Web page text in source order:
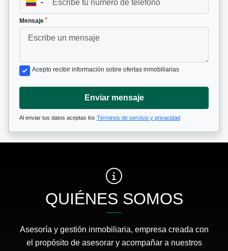
▼
Mensaje *
Acepto recibir información sobre ofertas inmobiliarias
Enviar mensaje
Al enviar tus datos aceptas los Términos de servicio y privacidad
QUIÉNES SOMOS
Asesoría y gestión inmobiliaria, empresa creada con
el propósito de asesorar y acompañar a nuestros